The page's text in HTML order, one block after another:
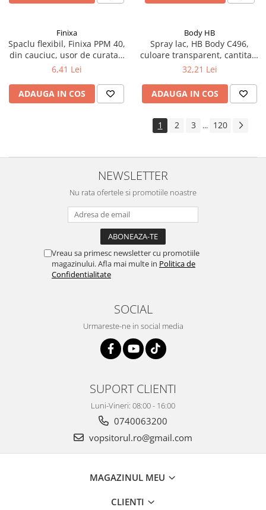
Finixa
Spaclu flexibil, Finixa PPM 40,
din cauciuc, usor de curatat,
pentru chit
6,41 Lei
ADAUGA IN COS
Body HB
Spray lac, HB Body C496,
culoare transparent, cantitate
400 ml
32,21 Lei
ADAUGA IN COS
1 2 3 ... 120
NEWSLETTER
Nu rata ofertele si promotiile noastre
Vreau sa primesc newsletter cu promotiile
magazinului. Afla mai multe in Politica de
Confidentialitate
SOCIAL
Urmareste-ne in social media
SUPORT CLIENTI
Luni-Vineri: 08:00 - 16:00
0740063200
vopsitorul.ro@gmail.com
MAGAZINUL MEU
CLIENTI